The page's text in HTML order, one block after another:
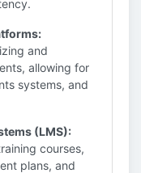
and
allowing for
systems, and
(LMS):
courses,
plans, and